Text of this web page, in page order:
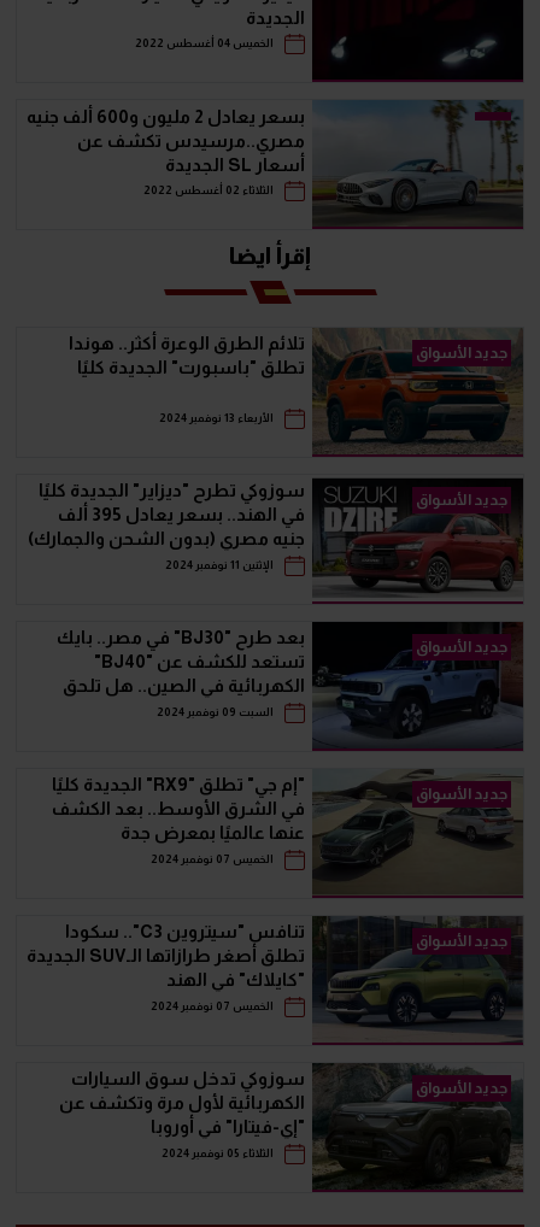
الجديدة
الخميس 04 أغسطس 2022
بسعر يعادل 2 مليون و600 ألف جنيه
مصري..مرسيدس تكشف عن
أسعار SL الجديدة
الثلاثاء 02 أغسطس 2022
إقرأ ايضا
جديد الأسواق
تلائم الطرق الوعرة أكثر.. هوندا
تطلق "باسبورت" الجديدة كليًا
الأربعاء 13 نوفمبر 2024
جديد الأسواق
سوزوكي تطرح "ديزاير" الجديدة كليًا
في الهند.. بسعر يعادل 395 ألف
جنيه مصري (بدون الشحن والجمارك)
الإثنين 11 نوفمبر 2024
جديد الأسواق
بعد طرح "BJ30" في مصر.. بايك
تستعد للكشف عن "BJ40"
الكهربائية في الصين.. هل تلحق
بشقيقتها قريبا؟
السبت 09 نوفمبر 2024
جديد الأسواق
"إم جي" تطلق "RX9" الجديدة كليًا
في الشرق الأوسط.. بعد الكشف
عنها عالميًا بمعرض جدة
الخميس 07 نوفمبر 2024
جديد الأسواق
تنافس "سيتروين C3".. سكودا
تطلق أصغر طرازاتها الـSUV الجديدة
"كايلاك" في الهند
الخميس 07 نوفمبر 2024
جديد الأسواق
سوزوكي تدخل سوق السيارات
الكهربائية لأول مرة وتكشف عن
"إي-فيتارا" في أوروبا
الثلاثاء 05 نوفمبر 2024